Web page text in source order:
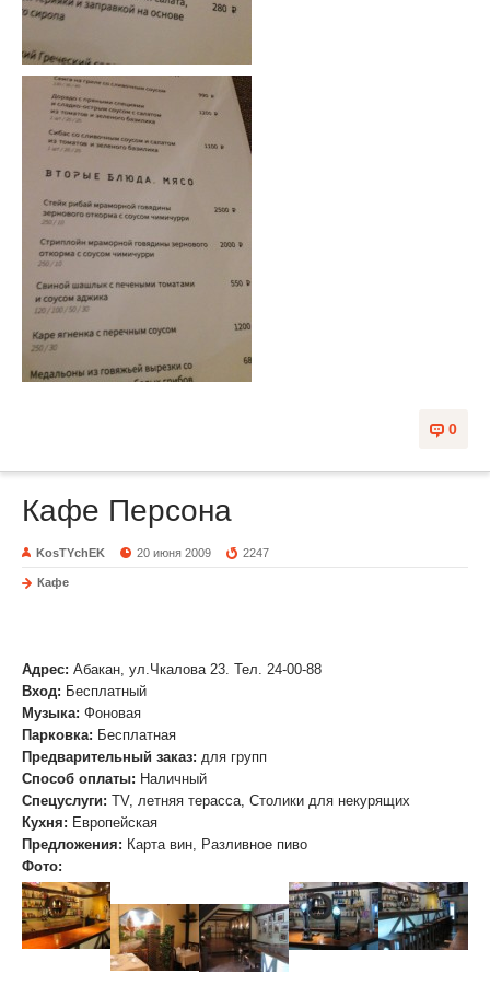
0
Кафе Персона
KosTYchEK 20 июня 2009 2247
Кафе
Адрес: Абакан, ул.Чкалова 23. Тел. 24-00-88
Вход: Бесплатный
Музыка: Фоновая
Парковка: Бесплатная
Предварительный заказ: для групп
Способ оплаты: Наличный
Спецуслуги: TV, летняя терасса, Столики для некурящих
Кухня: Европейская
Предложения: Карта вин, Разливное пиво
Фото: